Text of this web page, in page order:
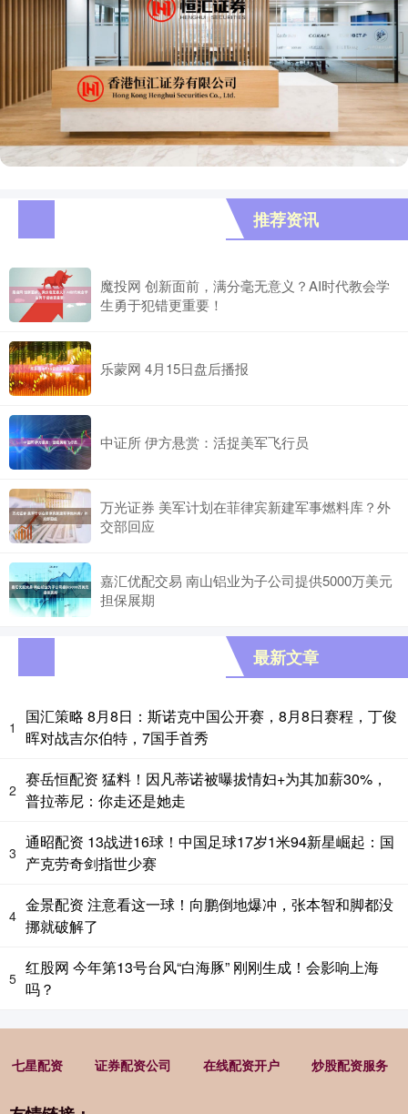
推荐资讯
魔投网 创新面前，满分毫无意义？AI时代教会学
生勇于犯错更重要！
乐蒙网 4月15日盘后播报
中证所 伊方悬赏：活捉美军飞行员
万光证券 美军计划在菲律宾新建军事燃料库？外
交部回应
嘉汇优配交易 南山铝业为子公司提供5000万美元
担保展期
最新文章
1
国汇策略 8月8日：斯诺克中国公开赛，8月8日赛程，丁俊
晖对战吉尔伯特，7国手首秀
2
赛岳恒配资 猛料！因凡蒂诺被曝拔情妇+为其加薪30%，
普拉蒂尼：你走还是她走
3
通昭配资 13战进16球！中国足球17岁1米94新星崛起：国
产克劳奇剑指世少赛
4
金景配资 注意看这一球！向鹏倒地爆冲，张本智和脚都没
挪就破解了
5
红股网 今年第13号台风“白海豚” 刚刚生成！会影响上海
吗？
七星配资 证券配资公司 在线配资开户 炒股配资服务